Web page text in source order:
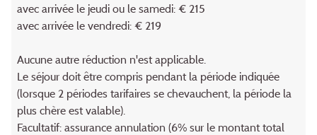
avec arrivée le jeudi ou le samedi: € 215
avec arrivée le vendredi: € 219
Aucune autre réduction n'est applicable.
Le séjour doit être compris pendant la période indiquée
(lorsque 2 périodes tarifaires se chevauchent, la période la
plus chère est valable).
Facultatif: assurance annulation (6% sur le montant total